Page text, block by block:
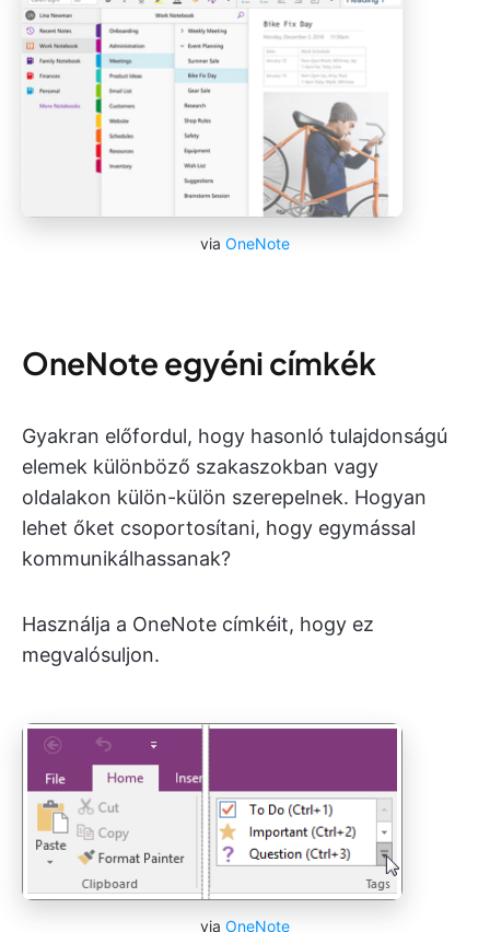
via OneNote
OneNote egyéni címkék
Gyakran előfordul, hogy hasonló tulajdonságú
elemek különböző szakaszokban vagy
oldalakon külön-külön szerepelnek. Hogyan
lehet őket csoportosítani, hogy egymással
kommunikálhassanak?
Használja a OneNote címkéit, hogy ez
megvalósuljon.
via OneNote